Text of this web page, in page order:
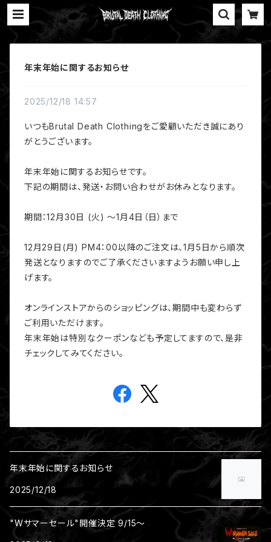
年末年始に関するお知らせ
2025/12/18 14:57
いつもBrutal Death Clothingをご愛顧いただき誠にあり
がとうございます。
年末年始に関するお知らせです。
下記の期間は、発送・お問い合わせがお休みとなります。
期間：12月30日 (火) ～1月4日（日）まで
12月29日(月) PM4：00以降のご注文は、1月5日から順次
発送となりますのでご了承くださいますようお願い申し上
げます。
オンラインストアからのショッピングは、期間中も変わらず
ご利用いただけます。
年末年始は特別なクーポンなども予定してますので、是非
チェックしてみてください。
年末年始に関するお知らせ
2025/12/18
"Wサマーセール"開催決定 9/15～